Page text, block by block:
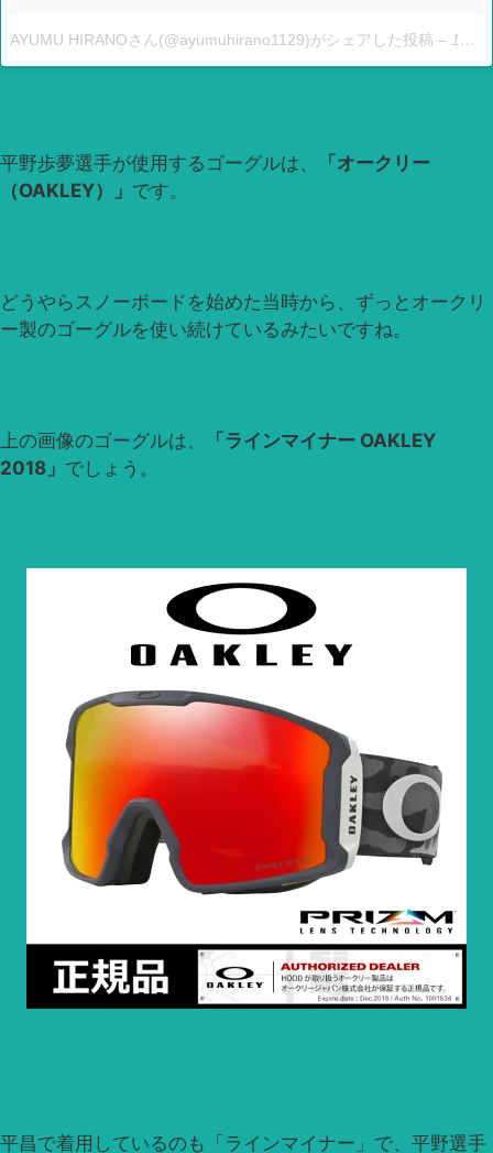
AYUMU HIRANOさん(@ayumuhirano1129)がシェアした投稿 – 12月 15, 2017 at 10:26午前 PST
平野歩夢選手が使用するゴーグルは、
「オークリー
（OAKLEY）」 です。
どうやらスノーボードを始めた当時から、ずっとオークリ
ー製のゴーグルを使い続けているみたいですね。
上の画像のゴーグルは、
「ラインマイナー OAKLEY
2018」 でしょう。
平昌で着用しているのも「ラインマイナー」で、平野選手